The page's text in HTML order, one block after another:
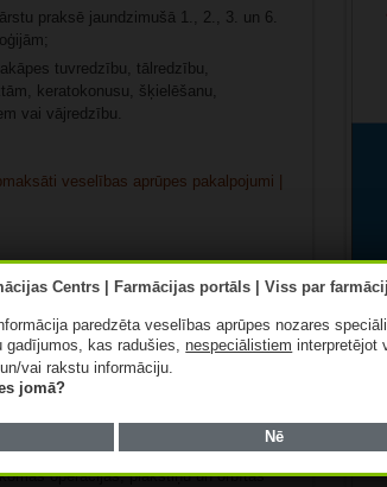
praksē jaundzimušā 1., 2., 3. un 6.
tuvredzību, tālredzību,
keratokonusu, šķielēšanu,
vai vājredzību.
veselības aprūpes pakalpojumi |
bet no 2025. gada pakāpeniski uzsākts
kuriem pastāv augsts
operācijas, plakstiņu un orbītas
paredzēta veselības aprūpes nozares
gadījumos, kas radušies,nespeciālistiem interpretējot
vai rakstu informāciju.
jomā?
Nē